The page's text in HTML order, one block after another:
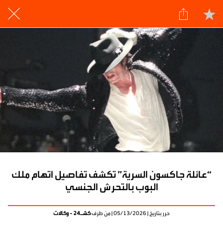
“عائلة جاكسون السرية” تكشف تفاصيل اتهام ملك
البوب بالتحرش الجنسي
حرر بتاريخ | 05/13/2026 | من طرف كشـ24 - وكالات